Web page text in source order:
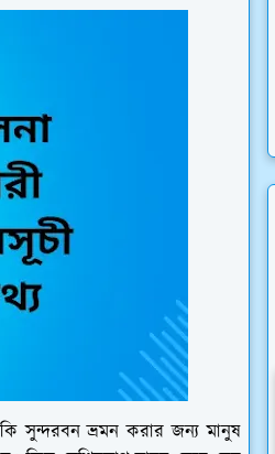
সুন্দরবন ভ্রমন করার জন্য মানুষ